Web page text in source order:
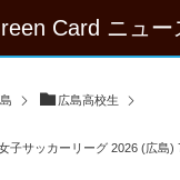
Card ニュー
広島高校生
子サッカーリーグ 2026 (広島)